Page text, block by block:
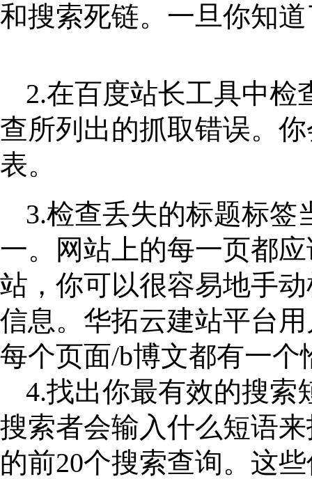
和搜索死链。一旦你知
2.在百度站长工具中
查所列出的抓取错误。
表。
3.检查丢失的标题标
一。网站上的每一页都
站，你可以很容易地手
信息。华拓云建站平台
每个页面/b博文都有一个
4.找出你最有效的搜索
搜索者会输入什么短语
的前20个搜索查询。这